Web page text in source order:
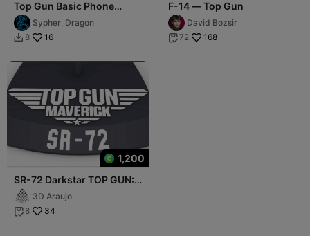
Top Gun Basic Phone
stand with F-14
Sypher_Dragon
 8 16
F-14 — Top Gun
David Bozsir
 72 168
1,200
SR-72 Darkstar TOP GUN:
MAVERICK
3D Araujo
 8 34